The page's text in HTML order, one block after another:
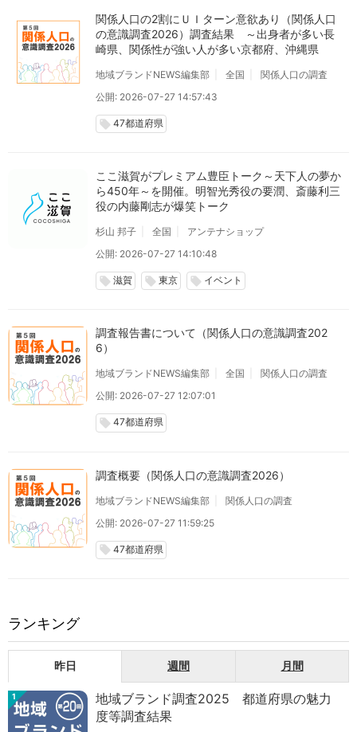
関係人口の2割にＵＩターン意欲あり（関係人口
の意識調査2026）調査結果 ～出身者が多い長
崎県、関係性が強い人が多い京都府、沖縄県
地域ブランドNEWS編集部 全国
関係人口の調査
公開: 2026-07-27 14:57:43
local_offer 47都道府県
ここ滋賀がプレミアム豊臣トーク～天下人の夢か
ら450年～を開催。明智光秀役の要潤、斎藤利三
役の内藤剛志が爆笑トーク
杉山 邦子 全国
アンテナショップ
公開: 2026-07-27 14:10:48
local_offer 滋賀 local_offer 東京 local_offer イベント
調査報告書について（関係人口の意識調査202
6）
地域ブランドNEWS編集部 全国
関係人口の調査
公開: 2026-07-27 12:07:01
local_offer 47都道府県
調査概要（関係人口の意識調査2026）
地域ブランドNEWS編集部
関係人口の調査
公開: 2026-07-27 11:59:25
local_offer 47都道府県
ランキング
昨日 週間 月間
1
地域ブランド調査2025 都道府県の魅力
度等調査結果